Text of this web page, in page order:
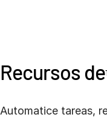
Recursos de
Automatice tareas,